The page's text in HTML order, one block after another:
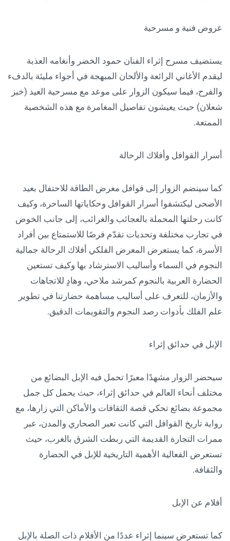
عروض فنية و مسرحية
يستضيف مسرح إثراء الفنان حمود الخضر وأنغامه العذبة
ليقدم الأغاني الرائعة والألحان المبهجة في أجواء مليئة بالدفء
والفرح، فيما سيكون الزوار على موعد مع مسرحية العيد (خبز
شعلان) حيث يعيشون تفاصيل المغامرة مع هذه الشخصية
الممتعة.
أسرار القوافل وأفلاك الرحالة
كما سينضم الزوار إلى قوافل معرض الطاقة للاحتفال بعيد
الأضحى ليكتشفوا أسرار القوافل وحكاياتها الساحرة، وكيف
كانت رحلتها المحملة بالعجائب والغرائب، إلى جانب الخوض
في تجارب مختلفة وتحديات تقدّم فرصًا للاستمتاع بين أفراد
الأسرة، كما يستعرض المعرض الفلكي أفلاك الرحالة جمالية
النجوم في السماء وأساليب الاسترشاد بها وكيف تستعين
الحضارة العربية بالنجوم كمرشد ملاحي، وهادٍ للاتجاهات
والأزمان، للتعرف على أساليب مساهمة حضارتنا في تطوير
علم الفلك بأدوات رصد النجوم والتقويمات الدقيق.
الإبل في حدائق إثراء
سيحضر الزوار مشهدًا معبرًا تحمل فيه الإبل البضائع من
مختلف أنحاء العالم في حدائق إثراء، حيث يحمل كل جمل
مجموعة بضائع تحكي قصة الثقافات والأماكن التي زارها، مع
رواية تاريخ القوافل التي كانت تعبر الصحاري والمدن، عبر
ممرات التجارة القديمة التي ربطت الشرق بالغرب، حيث
تستعرض الفعالية الأهمية التاريخية للإبل في الحضارة
والثقافة.
أفلام عن الإبل
كما تستعرض سينما إثراء عددًا من الأفلام ذات الصلة بالإبل